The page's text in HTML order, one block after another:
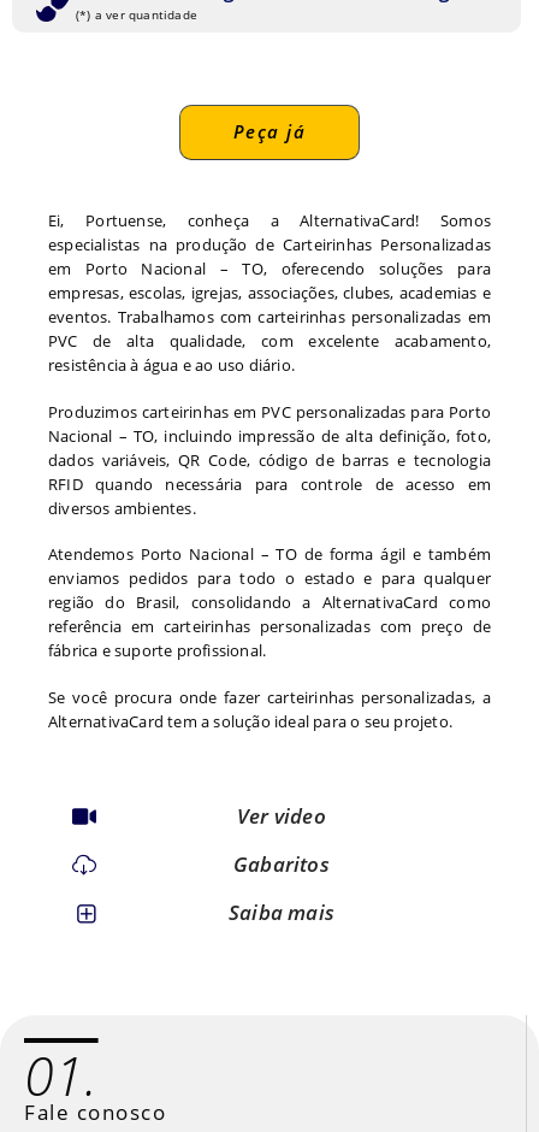
(*) a ver quantidade
Peça já
Ei, Portuense, conheça a AlternativaCard! Somos
especialistas na produção de Carteirinhas Personalizadas
em Porto Nacional – TO, oferecendo soluções para
empresas, escolas, igrejas, associações, clubes, academias e
eventos. Trabalhamos com carteirinhas personalizadas em
PVC de alta qualidade, com excelente acabamento,
resistência à água e ao uso diário.
Produzimos carteirinhas em PVC personalizadas para Porto
Nacional – TO, incluindo impressão de alta definição, foto,
dados variáveis, QR Code, código de barras e tecnologia
RFID quando necessária para controle de acesso em
diversos ambientes.
Atendemos Porto Nacional – TO de forma ágil e também
enviamos pedidos para todo o estado e para qualquer
região do Brasil, consolidando a AlternativaCard como
referência em carteirinhas personalizadas com preço de
fábrica e suporte profissional.
Se você procura onde fazer carteirinhas personalizadas, a
AlternativaCard tem a solução ideal para o seu projeto.
Ver video
Gabaritos
Saiba mais
01.
Fale conosco